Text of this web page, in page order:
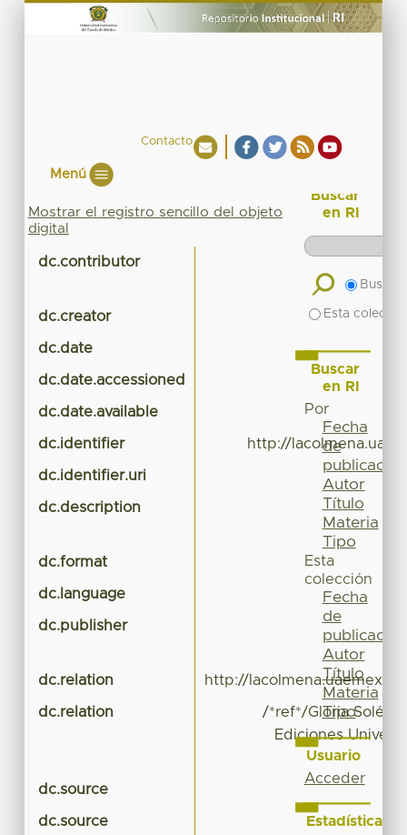
Contacto
Menú
Mostrar el registro sencillo del objeto
digital
dc.contributor
dc.creator
dc.date
dc.date.accessioned
dc.date.available
dc.identifier http://
dc.identifier.uri
dc.description
dc.format
dc.language
dc.publisher
dc.relation http://
dc.relation
/*ref*/Gloria Solé
Ediciones
dc.source
dc.source
Buscar
en RI
Buscar
Esta
Buscar
en RI
Por
Fecha
de
publicación
Autor
Título
Materia
Tipo
Esta
colección
Fecha
de
publicación
Autor
Título
Materia
Tipo
Usuario
Acceder
Estadísticas